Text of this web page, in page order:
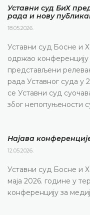
Уставни суд БиХ
рада и нову
18.05.2026.
Уставни суд Босне и
одржао конференцију
представљени
рада Уставног суда у
се Уставни суд
због непопуњености
Најава
12.05.2026.
Уставни суд Босне и
маја 2026. године у
конференцију за